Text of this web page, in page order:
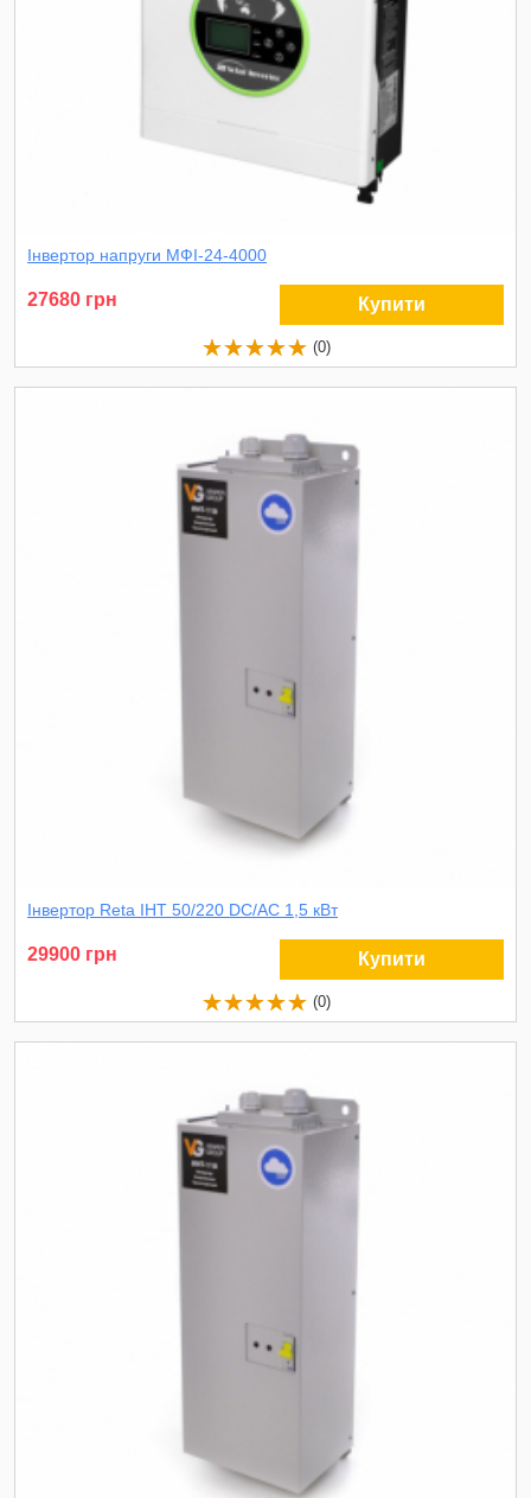
Інвертор напруги МФІ-24-4000
27680 грн Купити
(0)
Інвертор Reta ІНТ 50/220 DC/AC 1,5 кВт
29900 грн Купити
(0)